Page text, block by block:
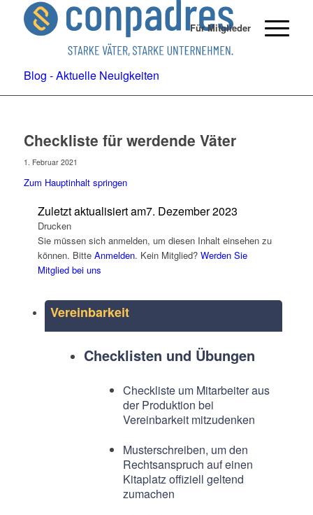
Für Mitglieder
Blog - Aktuelle Neuigkeiten
Checkliste für werdende Väter
1. Februar 2021
Zum Hauptinhalt springen
Vereinbarkeit
Checklisten und Übungen
Checkliste um Mitarbeiter aus
der Produktion bei
Vereinbarkeit mitzudenken
Musterschreiben, um den
Rechtsanspruch auf einen
Kitaplatz offiziell geltend
zumachen
Zuletzt aktualisiert am7. Dezember 2023
Drucken
Sie müssen sich anmelden, um diesen Inhalt einsehen zu
können. Bitte Anmelden. Kein Mitglied? Werden Sie
Mitglied bei uns